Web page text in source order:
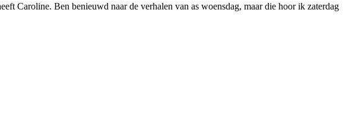
Caroline. Ben benieuwd naar de verhalen van as woensdag, maar die hoor ik zaterdag